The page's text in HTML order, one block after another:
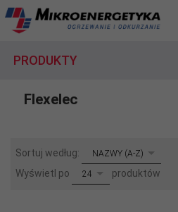
PRODUKTY
Flexelec
Sortuj według: sortNAZWY (A-Z)
Wyświetl po pop24 produktów